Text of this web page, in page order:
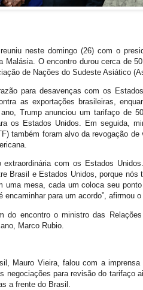
neste domingo (26) com o
Malásia. O encontro durou cerca de
de Nações do Sudeste Asiático
para desavenças com os
as exportações brasileiras,
Trump anunciou um tarifaço de
os Estados Unidos. Em seguida,
também foram alvo da revogação
com os Estados
Brasil e Estados Unidos, porque nós
uma mesa, cada um coloca seu
para um acordo”, afirmou
do encontro o ministro das
Marco Rubio.
Mauro Vieira, falou com a
negociações para revisão do tarifaço
a frente do Brasil.